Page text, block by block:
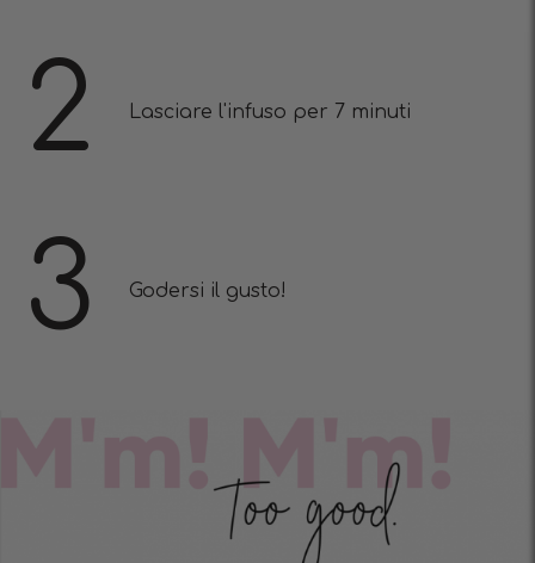
2 Lasciare l'infuso per 7 minuti
3 Godersi il gusto!